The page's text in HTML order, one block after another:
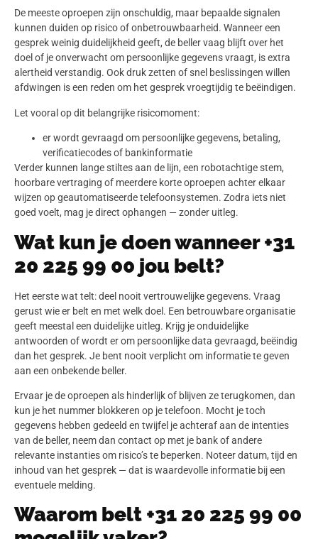
De meeste oproepen zijn onschuldig, maar bepaalde signalen
kunnen duiden op risico of onbetrouwbaarheid. Wanneer een
gesprek weinig duidelijkheid geeft, de beller vaag blijft over het
doel of je onverwacht om persoonlijke gegevens vraagt, is extra
alertheid verstandig. Ook druk zetten of snel beslissingen willen
afdwingen is een reden om het gesprek vroegtijdig te beëindigen.
Let vooral op dit belangrijke risicomoment:
er wordt gevraagd om persoonlijke gegevens, betaling,
verificatiecodes of bankinformatie
Verder kunnen lange stiltes aan de lijn, een robotachtige stem,
hoorbare vertraging of meerdere korte oproepen achter elkaar
wijzen op geautomatiseerde telefoonsystemen. Zodra iets niet
goed voelt, mag je direct ophangen — zonder uitleg.
Wat kun je doen wanneer +31
20 225 99 00 jou belt?
Het eerste wat telt: deel nooit vertrouwelijke gegevens. Vraag
gerust wie er belt en met welk doel. Een betrouwbare organisatie
geeft meestal een duidelijke uitleg. Krijg je onduidelijke
antwoorden of wordt er om persoonlijke data gevraagd, beëindig
dan het gesprek. Je bent nooit verplicht om informatie te geven
aan een onbekende beller.
Ervaar je de oproepen als hinderlijk of blijven ze terugkomen, dan
kun je het nummer blokkeren op je telefoon. Mocht je toch
gegevens hebben gedeeld en twijfel je achteraf aan de intenties
van de beller, neem dan contact op met je bank of andere
relevante instanties om risico’s te beperken. Noteer datum, tijd en
inhoud van het gesprek — dat is waardevolle informatie bij een
eventuele melding.
Waarom belt +31 20 225 99 00